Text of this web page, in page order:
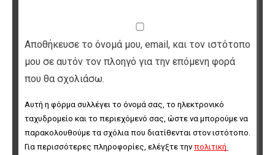
Αποθήκευσε το όνομά μου, email, και τον ιστότοπο
μου σε αυτόν τον πλοηγό για την επόμενη φορά
που θα σχολιάσω.
Αυτή η φόρμα συλλέγει το όνομά σας, το ηλεκτρονικό
ταχυδρομείο και το περιεχόμενό σας, ώστε να μπορούμε να
παρακολουθούμε τα σχόλια που διατίθενται στον ιστότοπο.
Για περισσότερες πληροφορίες, ελέγξτε την πολιτική